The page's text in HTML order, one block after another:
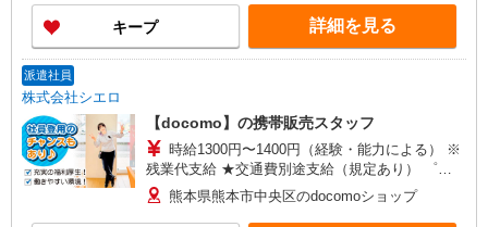
万円支給(規定有) お友達を紹介頂くと, インセンテ
ィブ支給(規定有) ゜・。○。・゜+゜・。○。・゜
+゜
キープ 詳細を見る
派遣社員
株式会社シエロ
【docomo】の携帯販売スタッフ
時給1300円〜1400円（経験・能力による） ※
残業代支給 ★交通費別途支給（規定あり） ゜
+゜・。○。・゜+゜・。○。・゜+゜ 入社祝い金10
万円支給(規定有) お友達を紹介頂くと, インセンテ
熊本県熊本市中央区のdocomoショップ